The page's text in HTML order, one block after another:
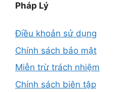
Pháp Lý
Điều khoản sử dụng
Chính sách bảo mật
Miễn trừ trách nhiệm
Chính sách biên tập